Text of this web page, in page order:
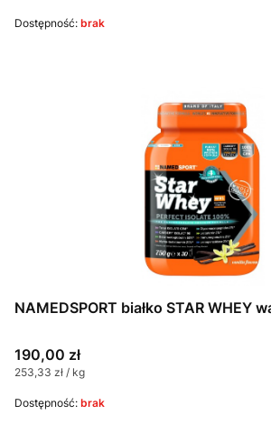
Dostępność: brak
NAMEDSPORT białko STAR WHEY
Cena
190,00 zł
Cena jednostkowa
253,33 zł / kg
Dostępność: brak